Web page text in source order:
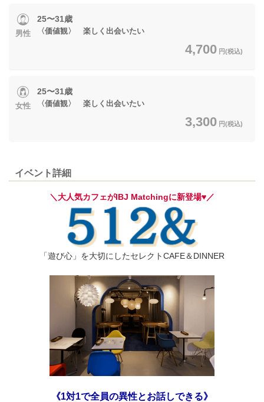
男性
25〜31歳
〈価値観〉 楽しく出会いたい
4,700 円(税込)
女性
25〜31歳
〈価値観〉 楽しく出会いたい
3,300 円(税込)
イベント詳細
＼大人気カフェがIBJ Matchingに新登場♥／
「遊び心」を大切にしたセレクトCAFE＆DINNER
《1対1で全員の異性とお話しできる》